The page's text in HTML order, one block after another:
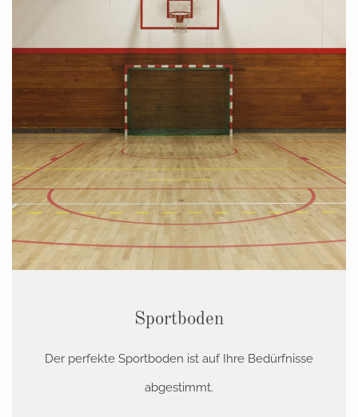
Sportboden
Der perfekte Sportboden ist auf Ihre Bedürfnisse
abgestimmt.